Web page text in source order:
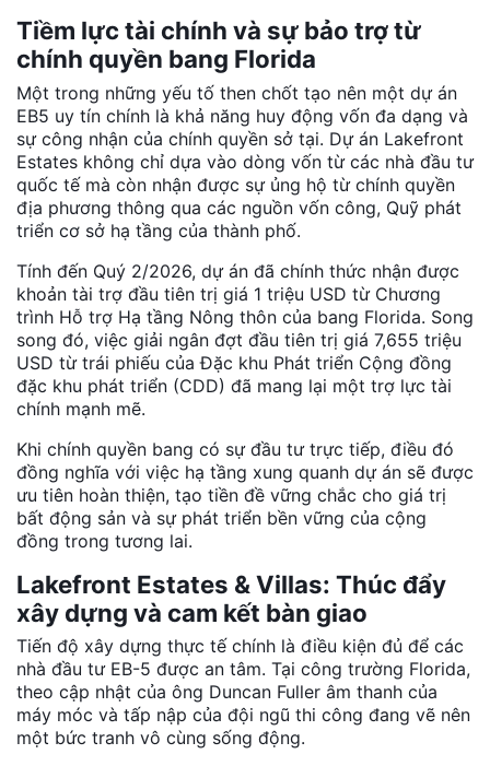
Tiềm lực tài chính và sự bảo trợ từ
chính quyền bang Florida
Một trong những yếu tố then chốt tạo nên một dự án
EB5 uy tín chính là khả năng huy động vốn đa dạng và
sự công nhận của chính quyền sở tại. Dự án Lakefront
Estates không chỉ dựa vào dòng vốn từ các nhà đầu tư
quốc tế mà còn nhận được sự ủng hộ từ chính quyền
địa phương thông qua các nguồn vốn công, Quỹ phát
triển cơ sở hạ tầng của thành phố.
Tính đến Quý 2/2026, dự án đã chính thức nhận được
khoản tài trợ đầu tiên trị giá 1 triệu USD từ Chương
trình Hỗ trợ Hạ tầng Nông thôn của bang Florida. Song
song đó, việc giải ngân đợt đầu tiên trị giá 7,655 triệu
USD từ trái phiếu của Đặc khu Phát triển Cộng đồng
đặc khu phát triển (CDD) đã mang lại một trợ lực tài
chính mạnh mẽ.
Khi chính quyền bang có sự đầu tư trực tiếp, điều đó
đồng nghĩa với việc hạ tầng xung quanh dự án sẽ được
ưu tiên hoàn thiện, tạo tiền đề vững chắc cho giá trị
bất động sản và sự phát triển bền vững của cộng
đồng trong tương lai.
Lakefront Estates & Villas: Thúc đẩy
xây dựng và cam kết bàn giao
Tiến độ xây dựng thực tế chính là điều kiện đủ để các
nhà đầu tư EB-5 được an tâm. Tại công trường Florida,
theo cập nhật của ông Duncan Fuller âm thanh của
máy móc và tấp nập của đội ngũ thi công đang vẽ nên
một bức tranh vô cùng sống động.